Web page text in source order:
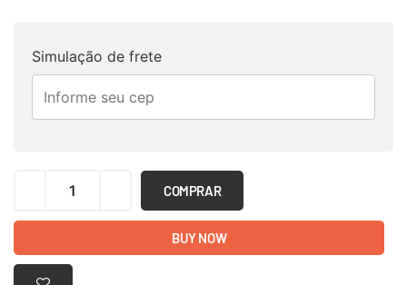
Simulação de frete
COMPRAR
BUY NOW